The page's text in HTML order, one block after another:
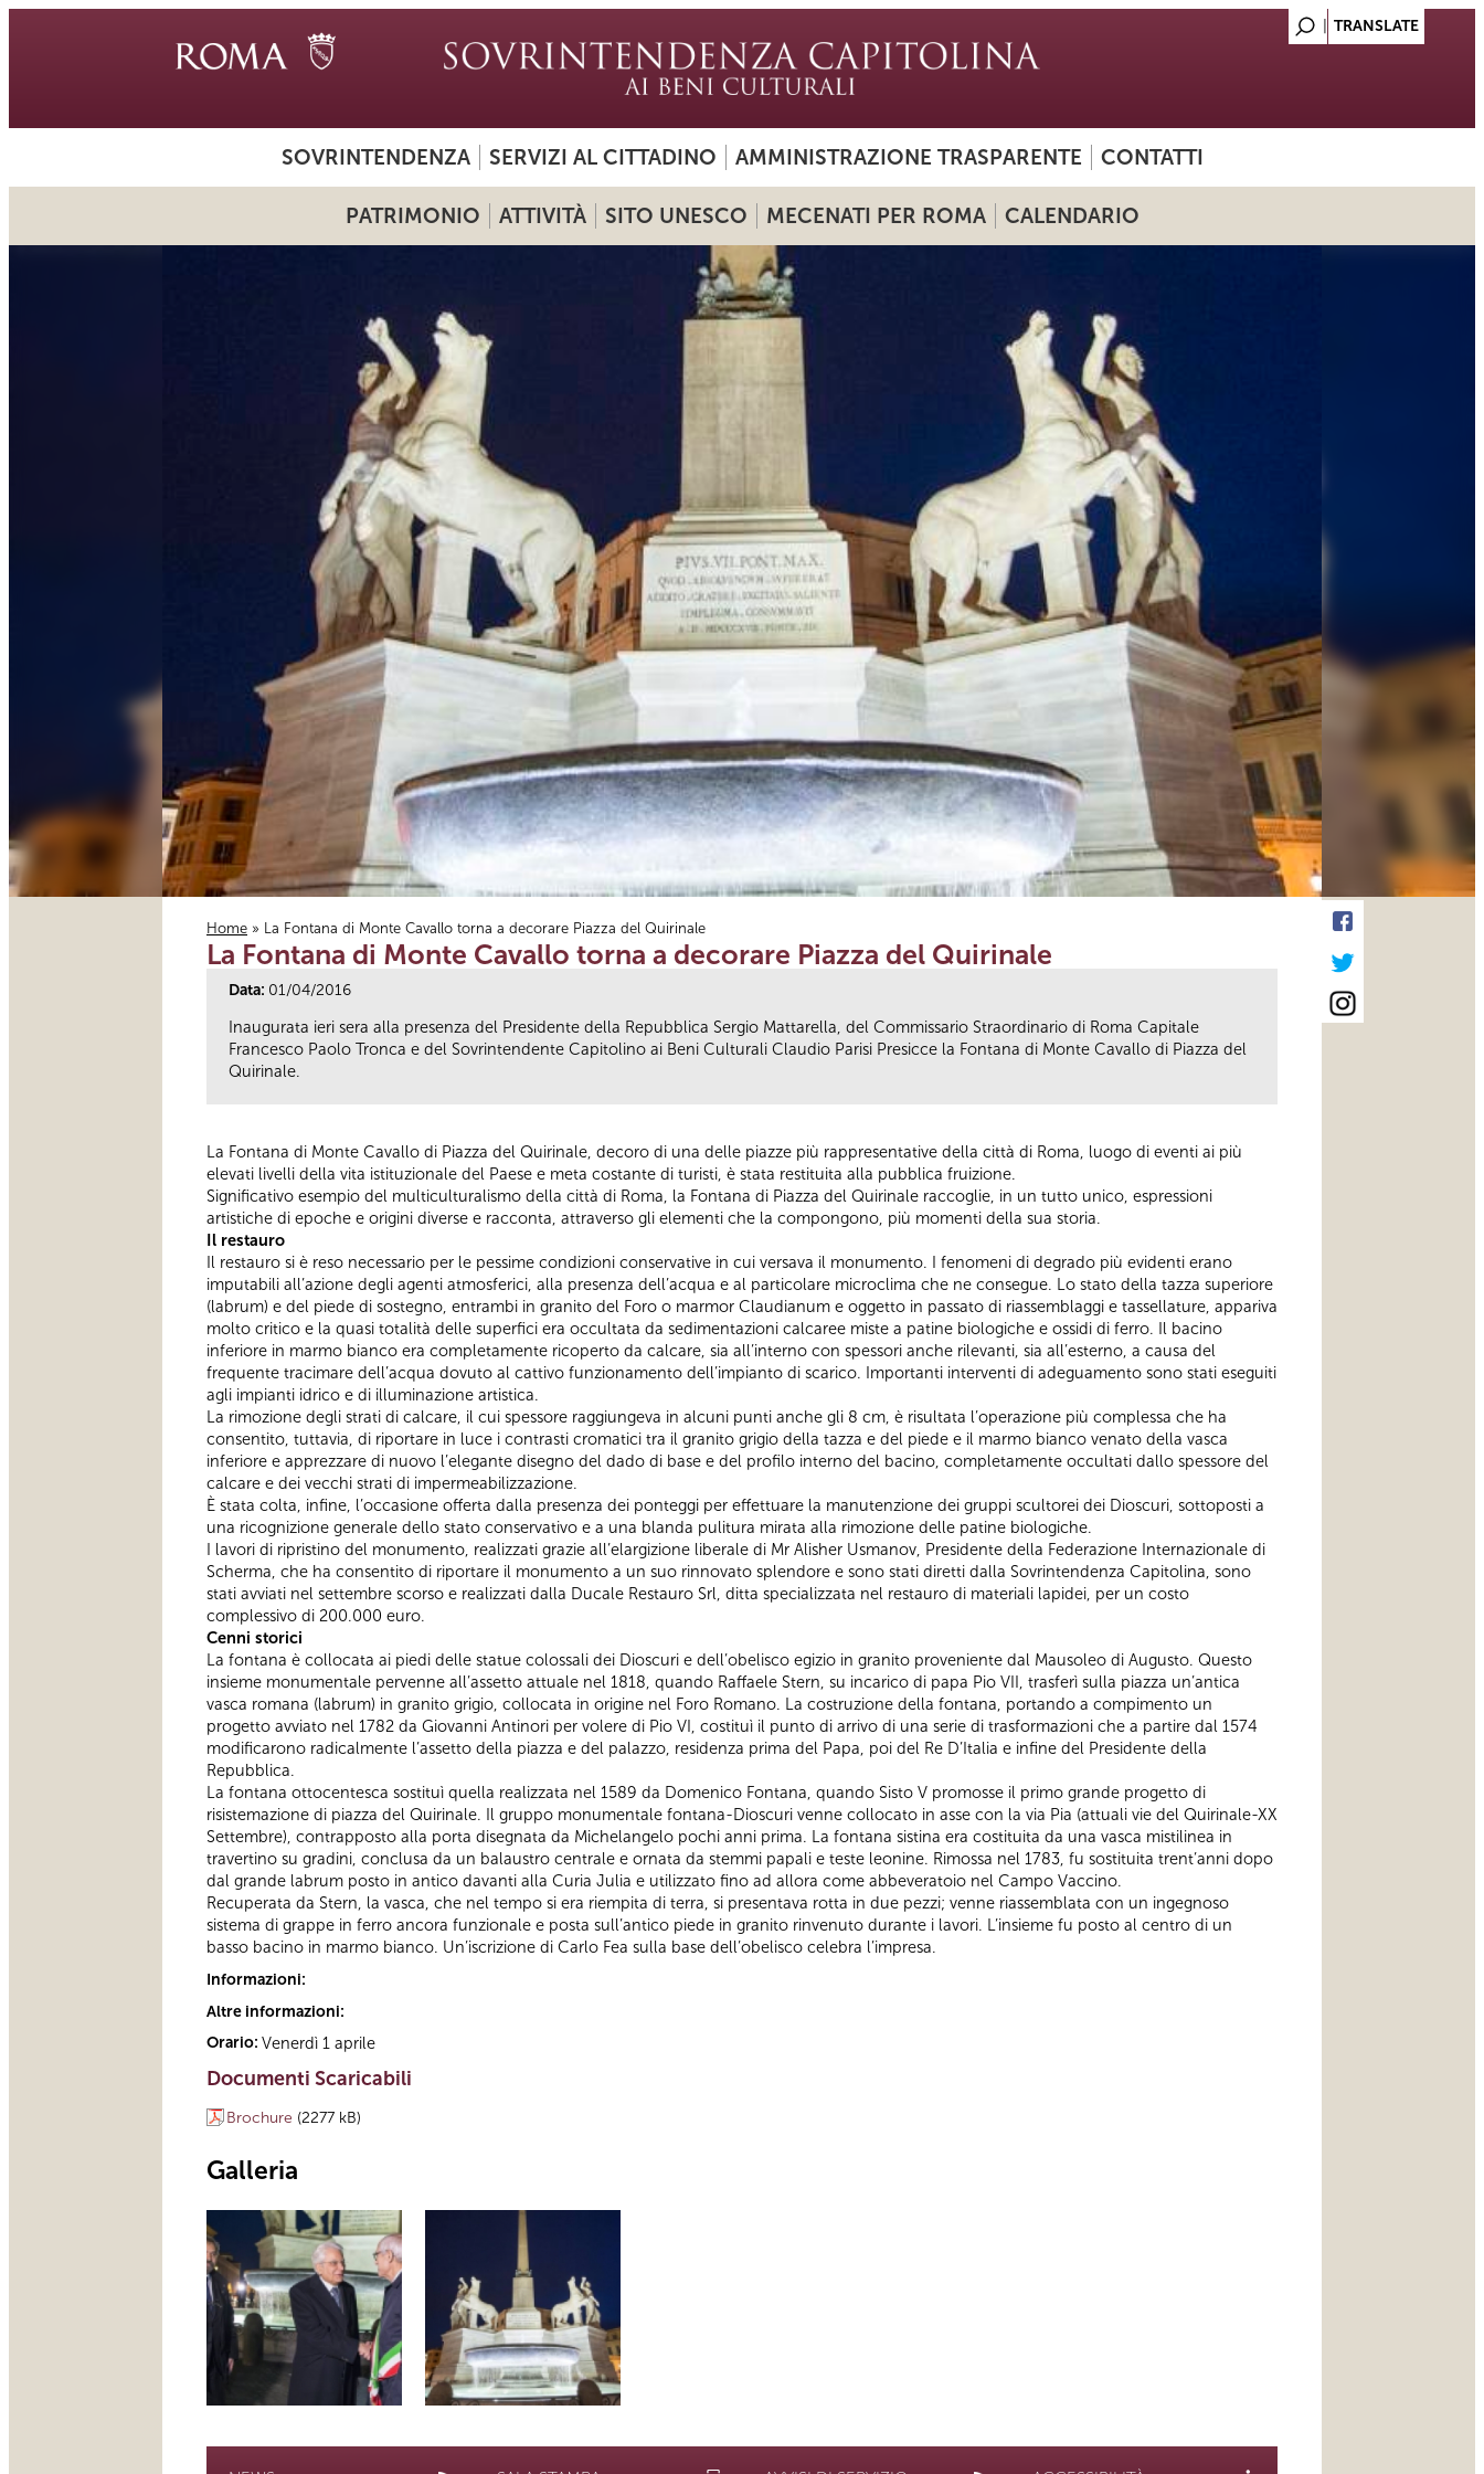
SOVRINTENDENZA SERVIZI AL CITTADINO AMMINISTRAZIONE TRASPARENTE CONTATTI
PATRIMONIO ATTIVITÀ SITO UNESCO MECENATI PER ROMA CALENDARIO
Tu sei qui
Home » La Fontana di Monte Cavallo torna a decorare Piazza del Quirinale
La Fontana di Monte Cavallo torna a decorare Piazza del Quirinale
Data: 01/04/2016
Inaugurata ieri sera alla presenza del Presidente della Repubblica Sergio Mattarella, del Commissario Straordinario di Roma Capitale
Francesco Paolo Tronca e del Sovrintendente Capitolino ai Beni Culturali Claudio Parisi Presicce la Fontana di Monte Cavallo di Piazza del
Quirinale.
La Fontana di Monte Cavallo di Piazza del Quirinale, decoro di una delle piazze più rappresentative della città di Roma, luogo di eventi ai più
elevati livelli della vita istituzionale del Paese e meta costante di turisti, è stata restituita alla pubblica fruizione.
Significativo esempio del multiculturalismo della città di Roma, la Fontana di Piazza del Quirinale raccoglie, in un tutto unico, espressioni
artistiche di epoche e origini diverse e racconta, attraverso gli elementi che la compongono, più momenti della sua storia.
Il restauro
Il restauro si è reso necessario per le pessime condizioni conservative in cui versava il monumento. I fenomeni di degrado più evidenti erano
imputabili all’azione degli agenti atmosferici, alla presenza dell’acqua e al particolare microclima che ne consegue. Lo stato della tazza superiore
(labrum) e del piede di sostegno, entrambi in granito del Foro o marmor Claudianum e oggetto in passato di riassemblaggi e tassellature, appariva
molto critico e la quasi totalità delle superfici era occultata da sedimentazioni calcaree miste a patine biologiche e ossidi di ferro. Il bacino
inferiore in marmo bianco era completamente ricoperto da calcare, sia all’interno con spessori anche rilevanti, sia all’esterno, a causa del
frequente tracimare dell’acqua dovuto al cattivo funzionamento dell’impianto di scarico. Importanti interventi di adeguamento sono stati eseguiti
agli impianti idrico e di illuminazione artistica.
La rimozione degli strati di calcare, il cui spessore raggiungeva in alcuni punti anche gli 8 cm, è risultata l’operazione più complessa che ha
consentito, tuttavia, di riportare in luce i contrasti cromatici tra il granito grigio della tazza e del piede e il marmo bianco venato della vasca
inferiore e apprezzare di nuovo l’elegante disegno del dado di base e del profilo interno del bacino, completamente occultati dallo spessore del
calcare e dei vecchi strati di impermeabilizzazione.
È stata colta, infine, l’occasione offerta dalla presenza dei ponteggi per effettuare la manutenzione dei gruppi scultorei dei Dioscuri, sottoposti a
una ricognizione generale dello stato conservativo e a una blanda pulitura mirata alla rimozione delle patine biologiche.
I lavori di ripristino del monumento, realizzati grazie all’elargizione liberale di Mr Alisher Usmanov, Presidente della Federazione Internazionale di
Scherma, che ha consentito di riportare il monumento a un suo rinnovato splendore e sono stati diretti dalla Sovrintendenza Capitolina, sono
stati avviati nel settembre scorso e realizzati dalla Ducale Restauro Srl, ditta specializzata nel restauro di materiali lapidei, per un costo
complessivo di 200.000 euro.
Cenni storici
La fontana è collocata ai piedi delle statue colossali dei Dioscuri e dell’obelisco egizio in granito proveniente dal Mausoleo di Augusto. Questo
insieme monumentale pervenne all’assetto attuale nel 1818, quando Raffaele Stern, su incarico di papa Pio VII, trasferì sulla piazza un’antica
vasca romana (labrum) in granito grigio, collocata in origine nel Foro Romano. La costruzione della fontana, portando a compimento un
progetto avviato nel 1782 da Giovanni Antinori per volere di Pio VI, costituì il punto di arrivo di una serie di trasformazioni che a partire dal 1574
modificarono radicalmente l’assetto della piazza e del palazzo, residenza prima del Papa, poi del Re D’Italia e infine del Presidente della
Repubblica.
La fontana ottocentesca sostituì quella realizzata nel 1589 da Domenico Fontana, quando Sisto V promosse il primo grande progetto di
risistemazione di piazza del Quirinale. Il gruppo monumentale fontana-Dioscuri venne collocato in asse con la via Pia (attuali vie del Quirinale-XX
Settembre), contrapposto alla porta disegnata da Michelangelo pochi anni prima. La fontana sistina era costituita da una vasca mistilinea in
travertino su gradini, conclusa da un balaustro centrale e ornata da stemmi papali e teste leonine. Rimossa nel 1783, fu sostituita trent’anni dopo
dal grande labrum posto in antico davanti alla Curia Julia e utilizzato fino ad allora come abbeveratoio nel Campo Vaccino.
Recuperata da Stern, la vasca, che nel tempo si era riempita di terra, si presentava rotta in due pezzi; venne riassemblata con un ingegnoso
sistema di grappe in ferro ancora funzionale e posta sull’antico piede in granito rinvenuto durante i lavori. L’insieme fu posto al centro di un
basso bacino in marmo bianco. Un’iscrizione di Carlo Fea sulla base dell’obelisco celebra l’impresa.
Informazioni:
Altre informazioni:
Orario: Venerdì 1 aprile
Documenti Scaricabili
Brochure (2277 kB)
Galleria